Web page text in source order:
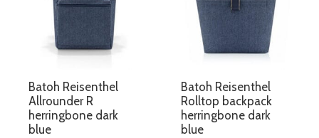
Batoh Reisenthel
Allrounder R
herringbone dark
blue
Batoh Reisenthel
Rolltop backpack
herringbone dark
blue